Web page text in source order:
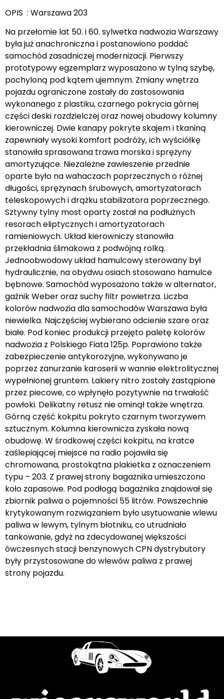
OPIS : Warszawa 203
Na przełomie lat 50. i 60. sylwetka nadwozia Warszawy
była już anachroniczna i postanowiono poddać
samochód zasadniczej modernizacji. Pierwszy
prototypowy egzemplarz wyposażono w tylną szybę,
pochyloną pod kątem ujemnym. Zmiany wnętrza
pojazdu ograniczone zostały do zastosowania
wykonanego z plastiku, czarnego pokrycia górnej
części deski rozdzielczej oraz nowej obudowy kolumny
kierowniczej. Dwie kanapy pokryte skajem i tkaniną
zapewniały wysoki komfort podróży, ich wyściółkę
stanowiła sprasowana trawa morska i sprężyny
amortyzujące. Niezależne zawieszenie przednie
oparte było na wahaczach poprzecznych o różnej
długości, sprężynach śrubowych, amortyzatorach
teleskopowych i drążku stabilizatora poprzecznego.
Sztywny tylny most oparty został na podłużnych
resorach eliptycznych i amortyzatorach
ramieniowych. Układ kierowniczy stanowiła
przekładnia ślimakowa z podwójną rolką.
Jednoobwodowy układ hamulcowy sterowany był
hydraulicznie, na obydwu osiach stosowano hamulce
bębnowe. Samochód wyposażono także w alternator,
gaźnik Weber oraz suchy filtr powietrza. Liczba
kolorów nadwozia dla samochodów Warszawa była
niewielka. Najczęściej wybierano odcienie szare oraz
białe. Pod koniec produkcji przejęto paletę kolorów
nadwozia z Polskiego Fiata 125p. Poprawiono także
zabezpieczenie antykorozyjne, wykonywano je
poprzez zanurzanie karoserii w wannie elektrolitycznej
wypełnionej gruntem. Lakiery nitro zostały zastąpione
przez piecowe, co wpłynęło pozytywnie na trwałość
powłoki. Delikatny retusz nie ominął także wnętrza.
Górną część kokpitu pokryto czarnym tworzywem
sztucznym. Kolumna kierownicza zyskała nową
obudowę. W środkowej części kokpitu, na kratce
zaślepiającej miejsce na radio pojawiła się
chromowana, prostokątna plakietka z oznaczeniem
typu – 203. Z prawej strony bagażnika umieszczono
koło zapasowe. Pod podłogą bagażnika znajdował się
zbiornik paliwa o pojemności 55 litrów. Powszechnie
krytykowanym rozwiązaniem było usytuowanie wlewu
paliwa w lewym, tylnym błotniku, co utrudniało
tankowanie, gdyż na zdecydowanej większości
ówczesnych stacji benzynowych CPN dystrybutory
były przystosowane do wlewów paliwa z prawej
strony pojazdu.